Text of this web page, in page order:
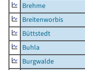
Brehme
Breitenworbis
Büttstedt
Buhla
Burgwalde